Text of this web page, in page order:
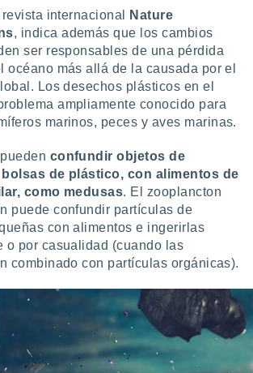
internacional
Nature
, indica además que los cambios
ser responsables de una pérdida
océano más allá de la causada por el
Los desechos plásticos en el
ampliamente conocido para
marinos, peces y aves marinas.
confundir objetos de
de plástico, con alimentos de
como medusas. El zooplancton
puede confundir partículas de
con alimentos e ingerirlas
o por casualidad (cuando las
combinado con partículas orgánicas).